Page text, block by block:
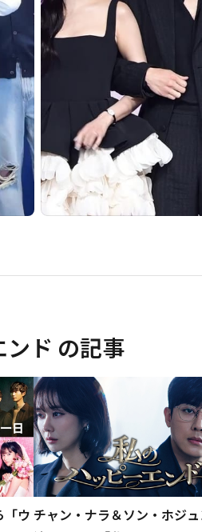
ンド の記事
「ウ チャン・ナラ＆ソン・ホジ